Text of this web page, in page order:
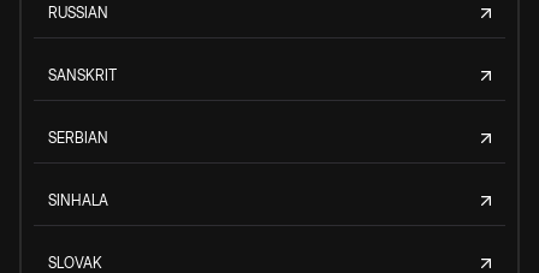
RUSSIAN
SANSKRIT
SERBIAN
SINHALA
SLOVAK